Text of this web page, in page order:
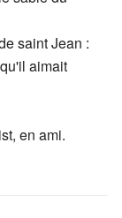
saint Jean :
aimait
en ami.